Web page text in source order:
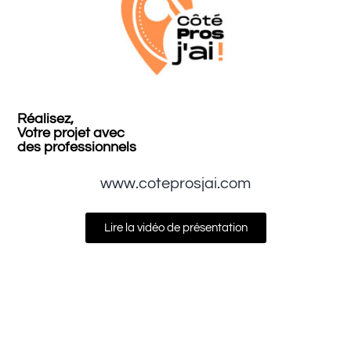
Réalisez,
Votre projet avec
des professionnels
www.coteprosjai.com
Lire la vidéo de présentation